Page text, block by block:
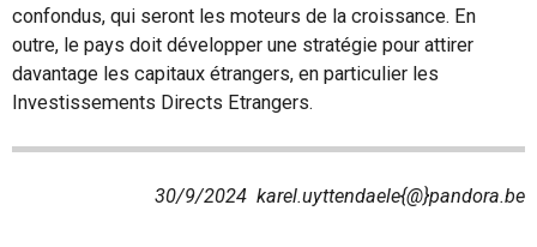
confondus, qui seront les moteurs de la croissance. En
outre, le pays doit développer une stratégie pour attirer
davantage les capitaux étrangers, en particulier les
Investissements Directs Etrangers.
30/9/2024 karel.uyttendaele{@}pandora.be